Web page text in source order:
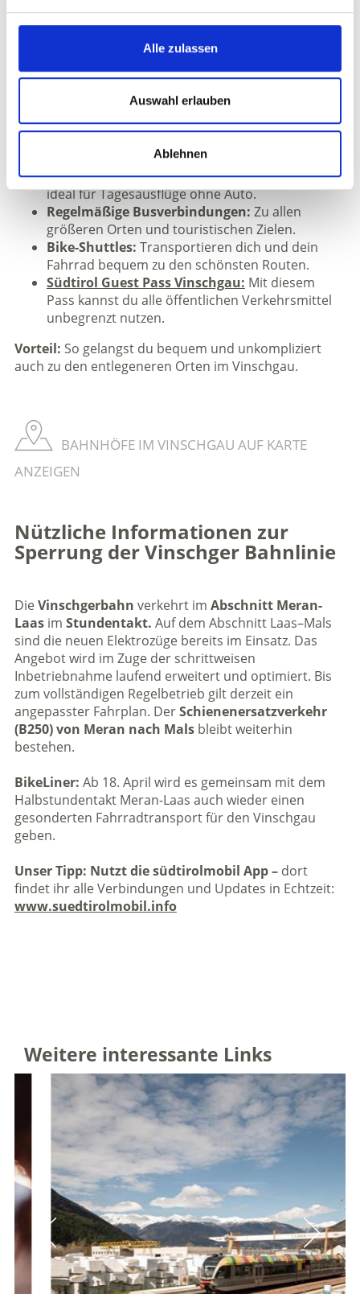
Alle zulassen
Auswahl erlauben
Ablehnen
Mobilität vor Ort
Einmal angekommen bietet der Vinschgau ein
ausgezeichnetes öffentliches Verkehrsnetz:
Vinschger Bahn:Verbindet Meran bis Mals –
ideal für Tagesausflüge ohne Auto.
Regelmäßige Busverbindungen: Zu allen
größeren Orten und touristischen Zielen.
Bike-Shuttles: Transportieren dich und dein
Fahrrad bequem zu den schönsten Routen.
Südtirol Guest Pass Vinschgau: Mit diesem
Pass kannst du alle öffentlichen Verkehrsmittel
unbegrenzt nutzen.
Vorteil: So gelangst du bequem und unkompliziert
auch zu den entlegeneren Orten im Vinschgau.
BAHNHÖFE IM VINSCHGAU AUF KARTE
ANZEIGEN
Nützliche Informationen zur
Sperrung der Vinschger Bahnlinie
DieVinschgerbahn verkehrt im Abschnitt Meran-
Laasim Stundentakt. Auf dem Abschnitt Laas–Mals
sind die neuen Elektrozüge bereits im Einsatz. Das
Angebot wird im Zuge der schrittweisen
Inbetriebnahme laufend erweitert und optimiert. Bis
zum vollständigen Regelbetrieb gilt derzeit ein
angepasster Fahrplan. DerSchienenersatzverkehr
(B250) von Meran nach Malsbleibt weiterhin
bestehen.
BikeLiner: Ab 18. April wird es gemeinsam mit dem
Halbstundentakt Meran-Laas auch wieder einen
gesonderten Fahrradtransport für den Vinschgau
geben.
Unser Tipp: Nutzt die südtirolmobil App–dort
findet ihr alle Verbindungen und Updates in Echtzeit:
www.suedtirolmobil.info
Weitere interessante Links